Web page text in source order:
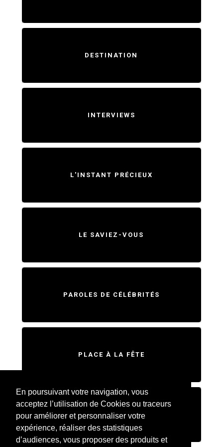
En poursuivant votre navigation, vous
acceptez l’utilisation de Cookies ou traceurs
pour améliorer et personnaliser votre
expérience, réaliser des statistiques
d’audiences, vous proposer des produits et
DESTINATION
INTERVIEWS
L'INSTANT PRÉCIEUX
LE SAVIEZ-VOUS
PAROLES DE CÉLÉBRITÉS
PLACE À LA FÊTE
SWEET HOME